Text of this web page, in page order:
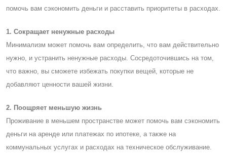
помочь вам сэкономить деньги и расставить приоритеты в расходах.
1. Cокращает ненужные расходы
Минимализм может помочь вам определить, что вам действительно
нужно, и устранить ненужные расходы. Cосредоточившись на том,
что важно, вы сможете избежать покупки вещей, которые не
добавляют ценности вашей жизни.
2. Поощряет меньшую жизнь
Проживание в меньшем пространстве может помочь вам сэкономить
деньги на аренде или платежах по ипотеке, а также на
коммунальных услугах и расходах на техническое обслуживание.